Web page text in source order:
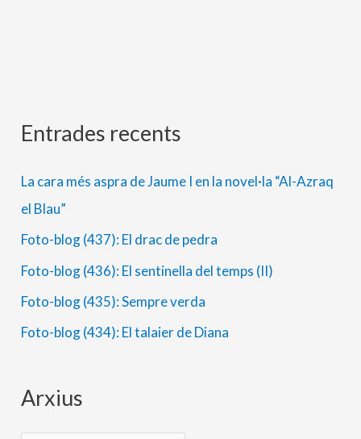
Entrades recents
La cara més aspra de Jaume I en la novel·la “Al-Azraq
el Blau”
Foto-blog (437): El drac de pedra
Foto-blog (436): El sentinella del temps (II)
Foto-blog (435): Sempre verda
Foto-blog (434): El talaier de Diana
Arxius
A
x
i
u
s
C
t
e
g
o
r
i